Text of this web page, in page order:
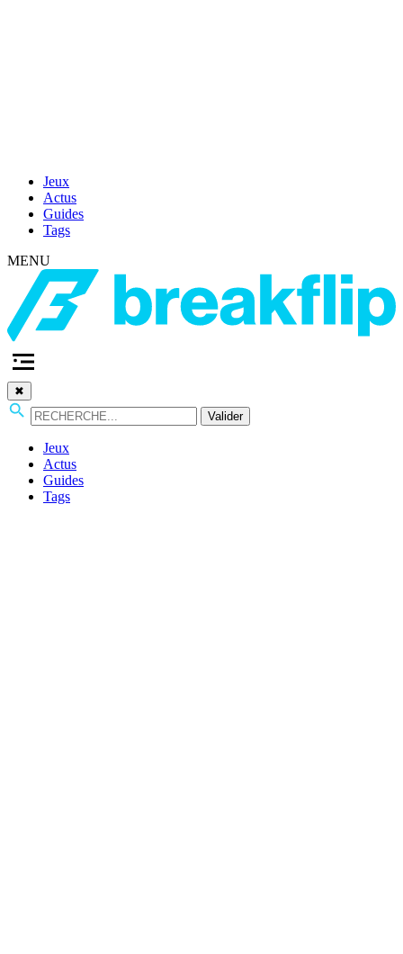
Jeux
Actus
Guides
Tags
MENU
✖
Valider
Jeux
Actus
Guides
Tags